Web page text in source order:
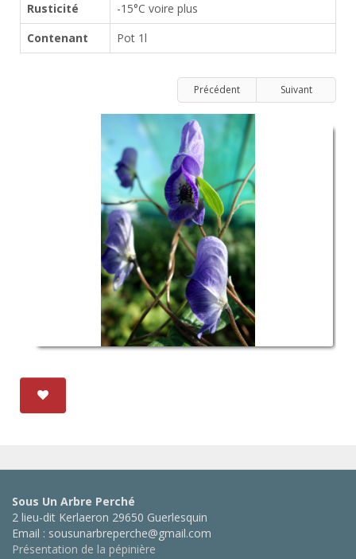
Rusticité
-15°C voire plus
Contenant
Pot 1l
Précédent Suivant
Sous Un Arbre Perché
2 lieu-dit Kerlaeron 29650 Guerlesquin
Email : sousunarbreperche@gmail.com
Présentation de la pépinière